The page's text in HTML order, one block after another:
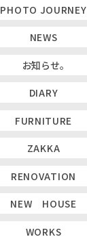
PHOTO JOURNEY
NEWS
お知らせ。
DIARY
FURNITURE
ZAKKA
RENOVATION
NEW HOUSE
WORKS